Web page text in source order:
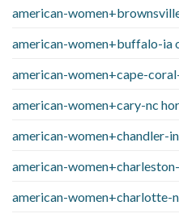
american-
american-women+buffalo-ia
american-women+cape-
american-women+cary-nc
american-women+chandler-
american-
american-women+charlotte-